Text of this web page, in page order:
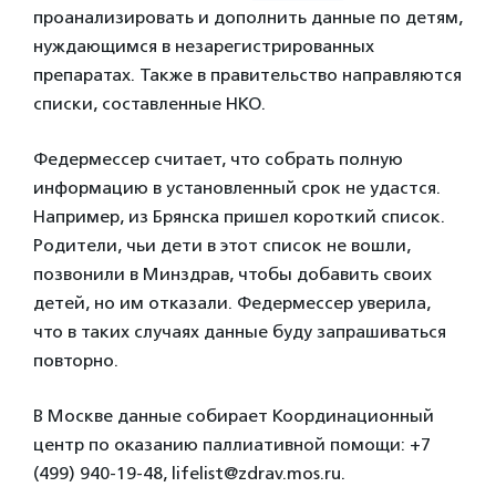
проанализировать и дополнить данные по детям,
нуждающимся в незарегистрированных
препаратах. Также в правительство направляются
списки, составленные НКО.
Федермессер считает, что собрать полную
информацию в установленный срок не удастся.
Например, из Брянска пришел короткий список.
Родители, чьи дети в этот список не вошли,
позвонили в Минздрав, чтобы добавить своих
детей, но им отказали. Федермессер уверила,
что в таких случаях данные буду запрашиваться
повторно.
В Москве данные собирает Координационный
центр по оказанию паллиативной помощи: +7
(499) 940-19-48, lifelist@zdrav.mos.ru.